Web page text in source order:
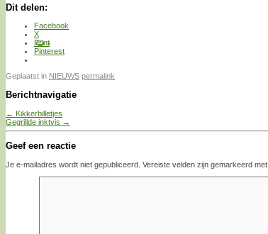
Dit delen:
Facebook
X
Print
Pinterest
Geplaatst in NIEUWS permalink
Berichtnavigatie
← Kikkerbilletjes
Gegrillde inktvis →
Geef een reactie
Je e-mailadres wordt niet gepubliceerd. Vereiste velden zijn gemarkeerd met